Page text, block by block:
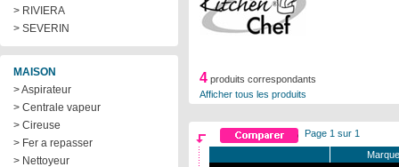
> RIVIERA
> SEVERIN
MAISON
> Aspirateur
> Centrale vapeur
> Cireuse
> Fer a repasser
> Nettoyeur
4 produits correspondants
Afficher tous les produits
Page 1 sur 1